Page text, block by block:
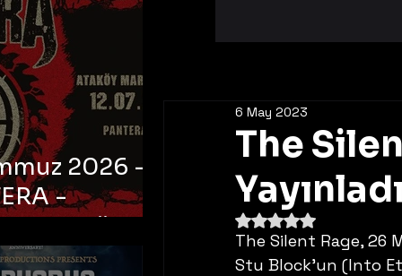
The
Yayınladı
6 May 2023
5 üzerinden NaN yıldız
The Silent Rage, 26
Stu Block’un (Into
2026 -
-
Ataköy
Arena